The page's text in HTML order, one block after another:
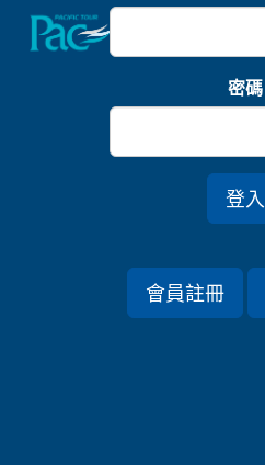
密碼
登入
會員註冊